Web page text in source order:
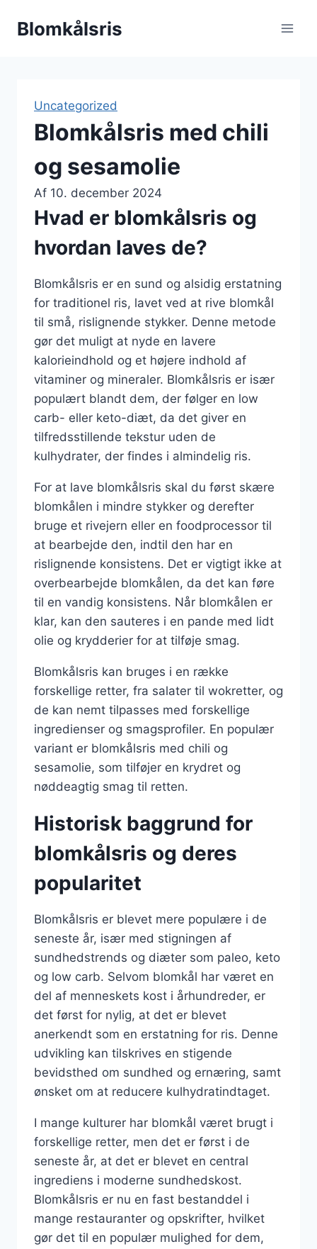
Blomkålsris
Uncategorized
Blomkålsris med chili
og sesamolie
Af 10. december 2024
Hvad er blomkålsris og
hvordan laves de?
Blomkålsris er en sund og alsidig erstatning
for traditionel ris, lavet ved at rive blomkål
til små, rislignende stykker. Denne metode
gør det muligt at nyde en lavere
kalorieindhold og et højere indhold af
vitaminer og mineraler. Blomkålsris er især
populært blandt dem, der følger en low
carb- eller keto-diæt, da det giver en
tilfredsstillende tekstur uden de
kulhydrater, der findes i almindelig ris.
For at lave blomkålsris skal du først skære
blomkålen i mindre stykker og derefter
bruge et rivejern eller en foodprocessor til
at bearbejde den, indtil den har en
rislignende konsistens. Det er vigtigt ikke at
overbearbejde blomkålen, da det kan føre
til en vandig konsistens. Når blomkålen er
klar, kan den sauteres i en pande med lidt
olie og krydderier for at tilføje smag.
Blomkålsris kan bruges i en række
forskellige retter, fra salater til wokretter, og
de kan nemt tilpasses med forskellige
ingredienser og smagsprofiler. En populær
variant er blomkålsris med chili og
sesamolie, som tilføjer en krydret og
nøddeagtig smag til retten.
Historisk baggrund for
blomkålsris og deres
popularitet
Blomkålsris er blevet mere populære i de
seneste år, især med stigningen af
sundhedstrends og diæter som paleo, keto
og low carb. Selvom blomkål har været en
del af menneskets kost i århundreder, er
det først for nylig, at det er blevet
anerkendt som en erstatning for ris. Denne
udvikling kan tilskrives en stigende
bevidsthed om sundhed og ernæring, samt
ønsket om at reducere kulhydratindtaget.
I mange kulturer har blomkål været brugt i
forskellige retter, men det er først i de
seneste år, at det er blevet en central
ingrediens i moderne sundhedskost.
Blomkålsris er nu en fast bestanddel i
mange restauranter og opskrifter, hvilket
gør det til en populær mulighed for dem,